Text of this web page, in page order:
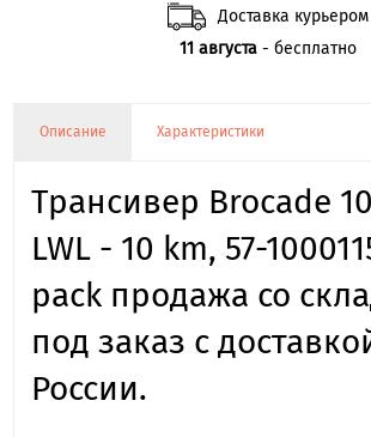
Доставка курьером
11 августа - бесплатно
Описание Характеристики
Трансивер Brocade
LWL - 10 km, 57-
pack продажа со
под заказ с
России.